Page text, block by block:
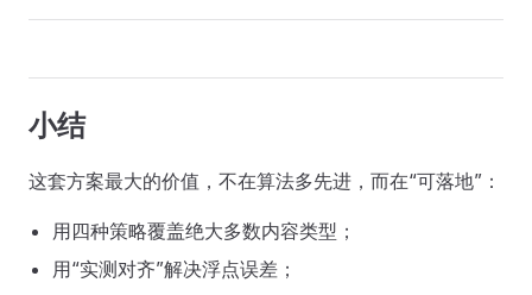
小结
这套方案最大的价值，不在算法多先进，而在“可落地”：
用四种策略覆盖绝大多数内容类型；
用“实测对齐”解决浮点误差；